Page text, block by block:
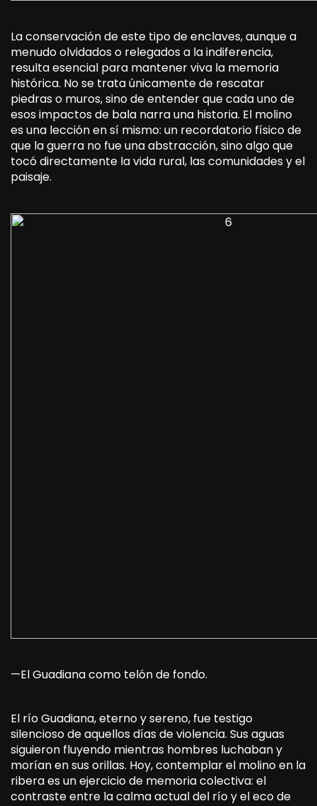
La conservación de este tipo de enclaves, aunque a
menudo olvidados o relegados a la indiferencia,
resulta esencial para mantener viva la memoria
histórica. No se trata únicamente de rescatar
piedras o muros, sino de entender que cada uno de
esos impactos de bala narra una historia. El molino
es una lección en sí mismo: un recordatorio físico de
que la guerra no fue una abstracción, sino algo que
tocó directamente la vida rural, las comunidades y el
paisaje.
—El Guadiana como telón de fondo.
El río Guadiana, eterno y sereno, fue testigo
silencioso de aquellos días de violencia. Sus aguas
siguieron fluyendo mientras hombres luchaban y
morían en sus orillas. Hoy, contemplar el molino en la
ribera es un ejercicio de memoria colectiva: el
contraste entre la calma actual del río y el eco de